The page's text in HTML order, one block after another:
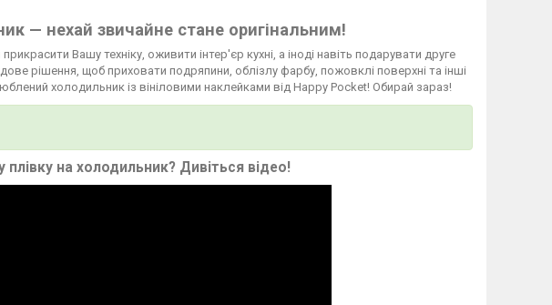
— нехай звичайне стане оригінальним!
прикрасити Вашу техніку, оживити інтер'єр кухні, а іноді навіть подарувати друге
рішення, щоб приховати подряпини, облізлу фарбу, пожовклі поверхні та інші
холодильник із вініловими наклейками від Happy Pocket! Обирай зараз!
плівку на холодильник? Дивіться відео!